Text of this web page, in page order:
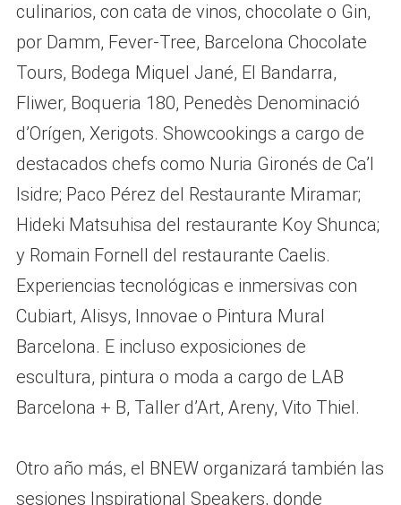
culinarios, con cata de vinos, chocolate o Gin,
por Damm, Fever-Tree, Barcelona Chocolate
Tours, Bodega Miquel Jané, El Bandarra,
Fliwer, Boqueria 180, Penedès Denominació
d’Orígen, Xerigots. Showcookings a cargo de
destacados chefs como Nuria Gironés de Ca’l
Isidre; Paco Pérez del Restaurante Miramar;
Hideki Matsuhisa del restaurante Koy Shunca;
y Romain Fornell del restaurante Caelis.
Experiencias tecnológicas e inmersivas con
Cubiart, Alisys, Innovae o Pintura Mural
Barcelona. E incluso exposiciones de
escultura, pintura o moda a cargo de LAB
Barcelona + B, Taller d’Art, Areny, Vito Thiel.
Otro año más, el BNEW organizará también las
sesiones Inspirational Speakers, donde